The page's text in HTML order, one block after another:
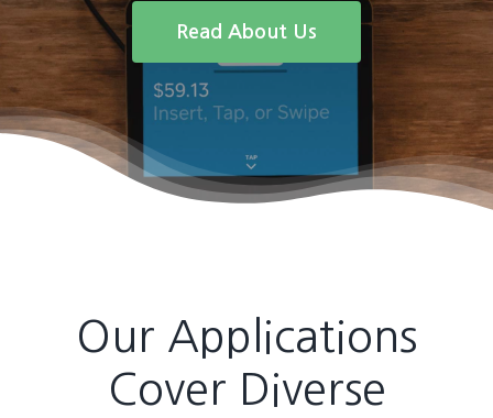
Read About Us
Our Applications
Cover Diverse